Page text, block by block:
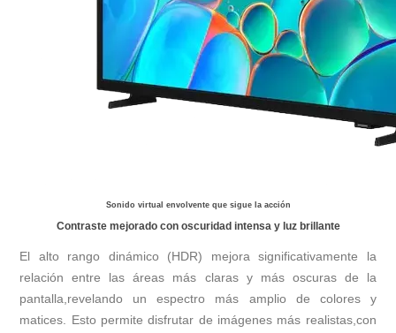
Sonido virtual envolvente que sigue la acción
Contraste mejorado con oscuridad intensa y luz brillante
El alto rango dinámico (HDR) mejora significativamente la
relación entre las áreas más claras y más oscuras de la
pantalla,revelando un espectro más amplio de colores y
matices. Esto permite disfrutar de imágenes más realistas,con